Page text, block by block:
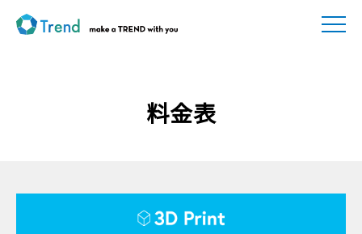
料金表